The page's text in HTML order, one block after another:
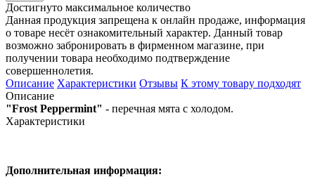
Достигнуто максимальное количество
Данная продукция запрещена к онлайн продаже, информация
о товаре несёт ознакомительный характер. Данный товар
возможно забронировать в фирменном магазине, при
получении товара необходимо подтверждение
совершеннолетия.
Описание Характеристики Отзывы К этому товару подходят
Описание
"Frost Peppermint" - перечная мята с холодом.
Характеристики
Дополнительная информация: